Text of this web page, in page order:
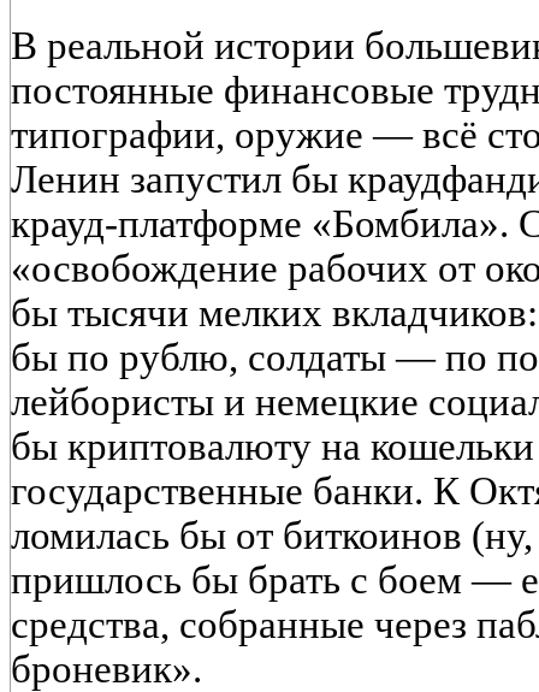
В реальной истории
постоянные финансовые
типографии, оружие — всё
Ленин запустил бы
крауд-платформе «Бомбила».
«освобождение рабочих от
бы тысячи мелких
бы по рублю, солдаты — по
лейбористы и немецкие
бы криптовалюту на
государственные банки. К
ломилась бы от биткоинов
пришлось бы брать с боем —
средства, собранные через
броневик».